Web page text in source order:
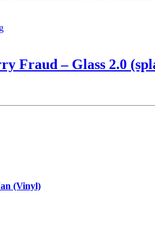
Fraud – Glass 2.0
(Vinyl)